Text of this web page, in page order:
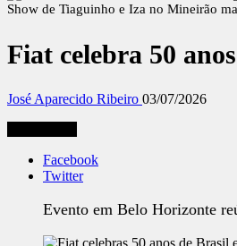
Show de Tiaguinho e Iza no Mineirão
Fiat celebra 50
José Aparecido Ribeiro 03/07/2026
Facebook
Twitter
Evento em Belo Horizonte